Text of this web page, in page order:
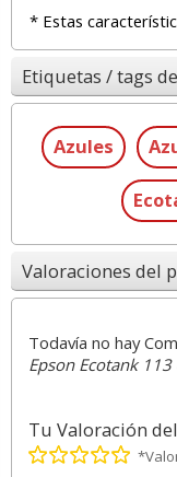
* Estas
Etiquetas / tags
Azules
Valoraciones del
Todavía no hay
Epson Ecotank
Tu Valoración